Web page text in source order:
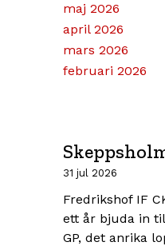
maj 2026
april 2026
mars 2026
februari 2026
31 jul 2026
Fredrikshof IF
ett år bjuda in
GP, det anrika